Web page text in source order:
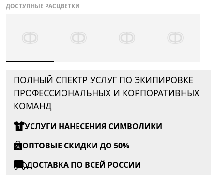
ДОСТУПНЫЕ РАСЦВЕТКИ
ПОЛНЫЙ СПЕКТР УСЛУГ ПО ЭКИПИРОВКЕ
ПРОФЕССИОНАЛЬНЫХ И КОРПОРАТИВНЫХ
КОМАНД
УСЛУГИ НАНЕСЕНИЯ СИМВОЛИКИ
ОПТОВЫЕ СКИДКИ ДО 50%
ДОСТАВКА ПО ВСЕЙ РОССИИ